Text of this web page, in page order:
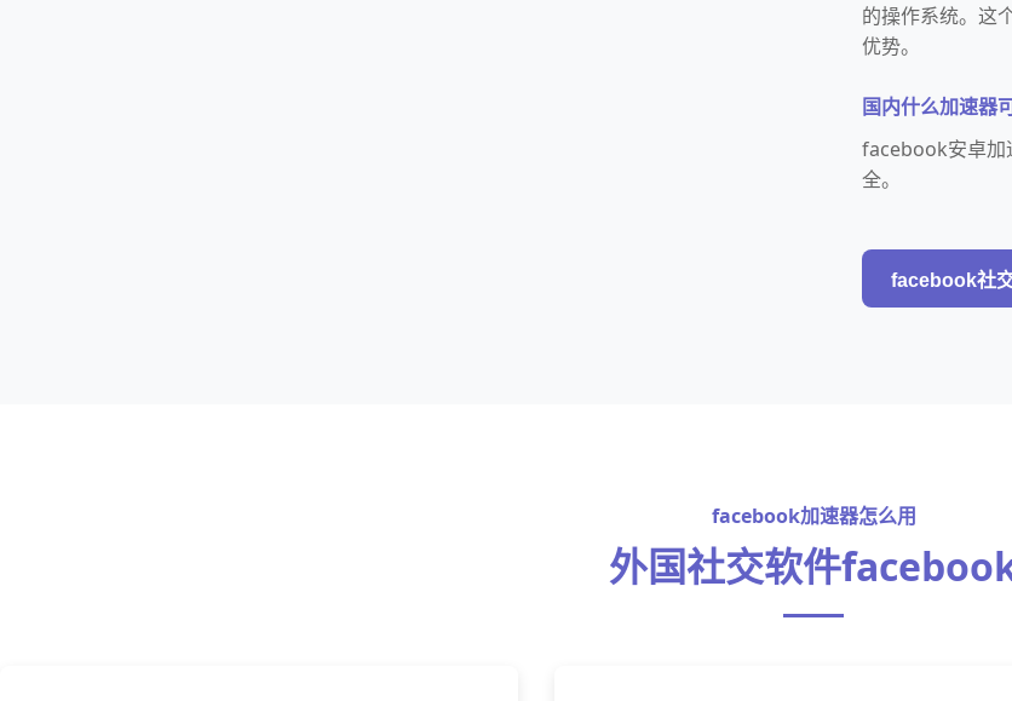
的操作系统。这
优势。
国内什么加速器
facebook安卓加
全。
facebook社
facebook加速器怎么用
外国社交软件